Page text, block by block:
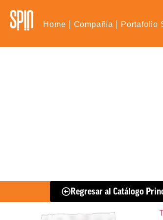
Home Compañía Portafolio
Regresar al Catálogo